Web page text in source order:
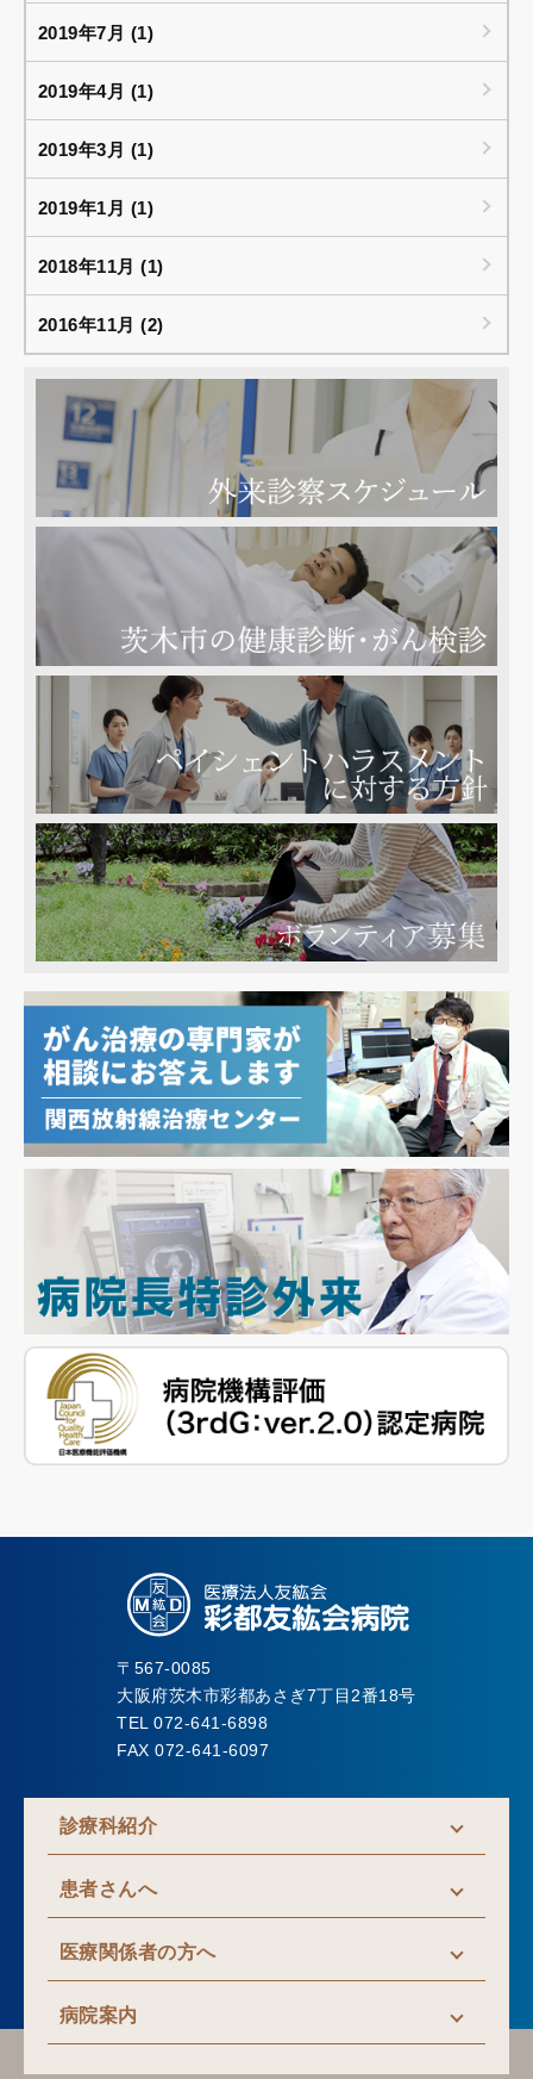
2019年7月 (1)
2019年4月 (1)
2019年3月 (1)
2019年1月 (1)
2018年11月 (1)
2016年11月 (2)
〒567-0085
大阪府茨木市彩都あさぎ7丁目2番18号
TEL 072-641-6898
FAX 072-641-6097
診療科紹介
患者さんへ
医療関係者の方へ
病院案内